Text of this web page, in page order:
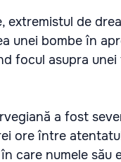
extremistul de
unei bombe în
focul asupra
a fost
ore între
care numele său